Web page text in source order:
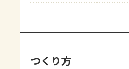
つくり方